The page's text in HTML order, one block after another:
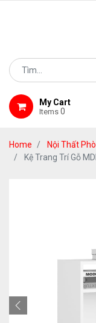
My Cart
Items 0
Home Nội Thất
Kệ Trang Trí Gỗ